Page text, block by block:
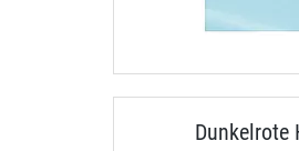
Dunkelrote